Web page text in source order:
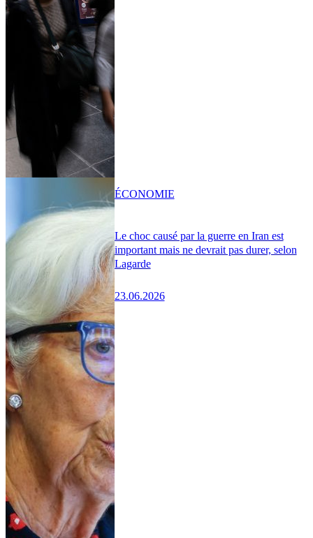
Le choc causé par la guerre en Iran est
important mais ne devrait pas durer, selon
Lagarde
23.06.2026
ÉCONOMIE